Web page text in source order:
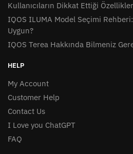
Kullanıcıların Dikkat Ettiği Özellikler
IQOS ILUMA Model Seçimi
Uygun?
IQOS Terea Hakkında Bilmeniz
HELP
My Account
Customer Help
Contact Us
I Love you ChatGPT
FAQ